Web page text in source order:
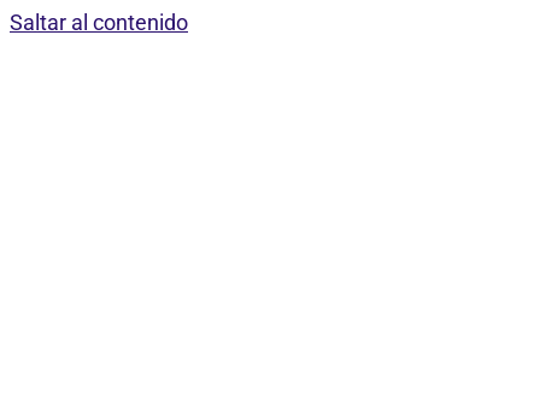
Saltar al contenido